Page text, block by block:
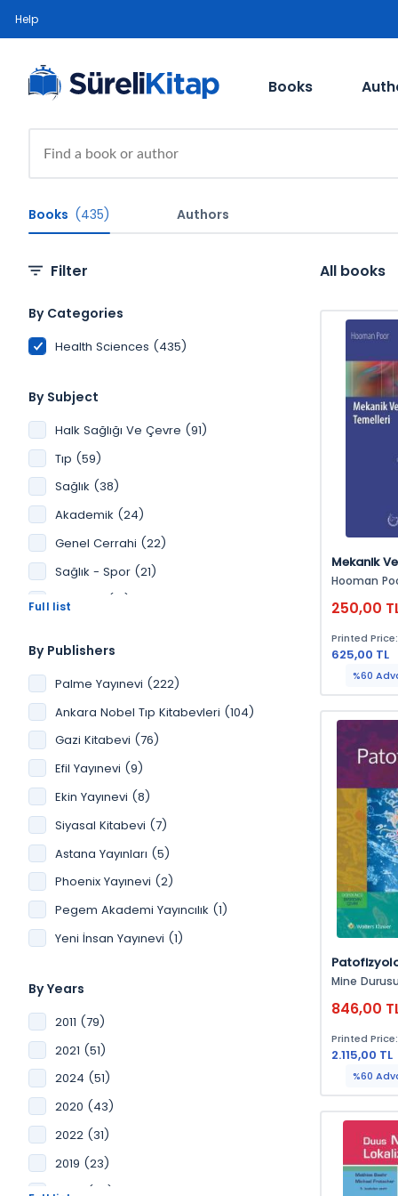
Help
Books
Books (435) Authors
Filter
By Categories
Health Sciences (435)
By Subject
Halk Sağlığı Ve Çevre (91)
Tıp (59)
Sağlık (38)
Akademik (24)
Genel Cerrahi (22)
Sağlık - Spor (21)
Anatomi (21)
Psikoloji (14)
Dahiliye (11)
Pediatri (10)
Spor (9)
Tıp Eğitimi (7)
Ağız Ve Diş Sağlığı (5)
Beslenme (5)
Kadın Doğum (5)
Temel Tıp (4)
Veterinerlik (4)
Fizik Tedavi (4)
Radyoloji (3)
Hikaye (3)
Kbb (2)
Nöroloji (2)
Ortopedi (2)
Cerrahi (2)
Histoloji (2)
By Publishers
Palme Yayınevi (222)
Ankara Nobel Tıp Kitabevleri (104)
Gazi Kitabevi (76)
Efil Yayınevi (9)
Ekin Yayınevi (8)
Siyasal Kitabevi (7)
Astana Yayınları (5)
Phoenix Yayınevi (2)
Pegem Akademi Yayıncılık (1)
Yeni İnsan Yayınevi (1)
By Years
2011 (79)
2021 (51)
2024 (51)
2020 (43)
2022 (31)
2019 (23)
2023 (22)
All books
Mekanik
Temelleri
Hooman
250,00
Printed Price:
625,00 TL
%60
Mine Durusu
846,00
Printed Price:
2.115,00 TL
%60